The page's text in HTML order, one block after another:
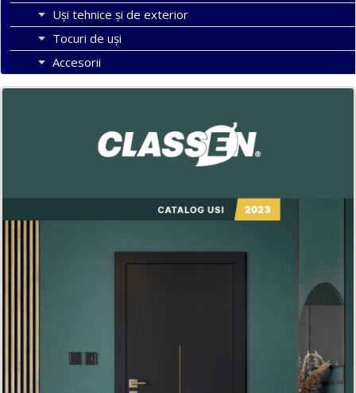
Uși tehnice și de exterior
Tocuri de uși
Accesorii